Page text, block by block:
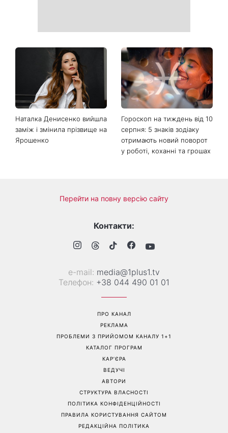
Наталка Денисенко вийшла
заміж і змінила прізвище на
Ярошенко
Гороскоп на тиждень від 10
серпня: 5 знаків зодіаку
отримають новий поворот
у роботі, коханні та грошах
Перейти на повну версію сайту
Контакти:
е-mail: media@1plus1.tv
Телефон: +38 044 490 01 01
ПРО КАНАЛ
РЕКЛАМА
ПРОБЛЕМИ З ПРИЙОМОМ КАНАЛУ 1+1
КАТАЛОГ ПРОГРАМ
КАР’ЄРА
ВЕДУЧІ
АВТОРИ
СТРУКТУРА ВЛАСНОСТІ
ПОЛІТИКА КОНФІДЕНЦІЙНОСТІ
ПРАВИЛА КОРИСТУВАННЯ САЙТОМ
РЕДАКЦІЙНА ПОЛІТИКА